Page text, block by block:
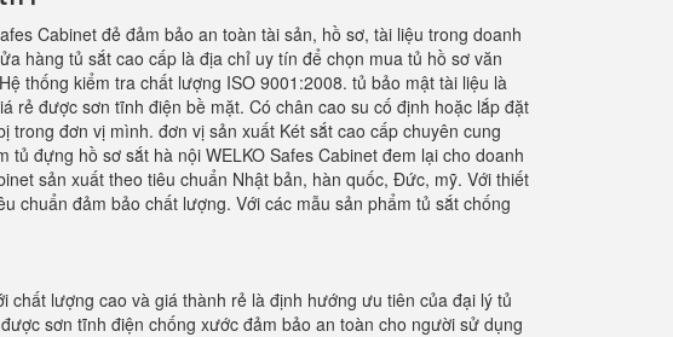
Cabinet đẻ đảm bảo an toàn tài sản, hồ sơ, tài liệu trong doanh
hàng tủ sắt cao cấp là địa chỉ uy tín để chọn mua tủ hồ sơ văn
thống kiểm tra chất lượng ISO 9001:2008. tủ bảo mật tài liệu là
rẻ được sơn tĩnh điện bề mặt. Có chân cao su cố định hoặc lắp đặt
đơn vị mình. đơn vị sản xuất Két sắt cao cấp chuyên cung
đựng hồ sơ sắt hà nội WELKO Safes Cabinet đem lại cho doanh
sản xuất theo tiêu chuẩn Nhật bản, hàn quốc, Đức, mỹ. Với thiết
chuẩn đảm bảo chất lượng. Với các mẫu sản phẩm tủ sắt chống
chất lượng cao và giá thành rẻ là định hướng ưu tiên của đại lý tủ
sơn tĩnh điện chống xước đảm bảo an toàn cho người sử dụng